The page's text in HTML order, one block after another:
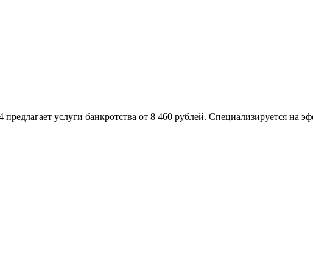
услуги банкротства от 8 460 рублей. Специализируется на